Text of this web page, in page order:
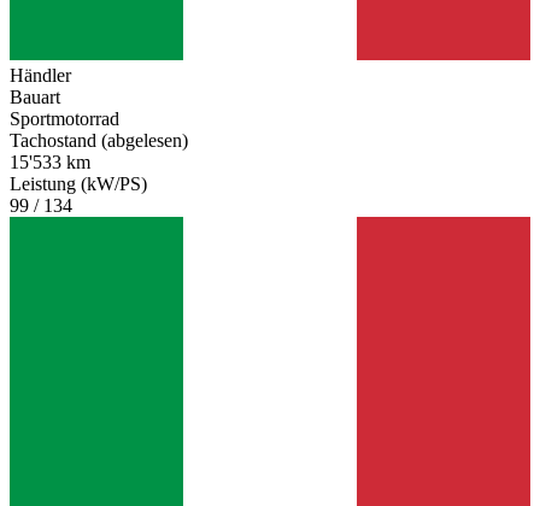
Händler
Bauart
Sportmotorrad
Tachostand (abgelesen)
15'533 km
Leistung (kW/PS)
99 / 134